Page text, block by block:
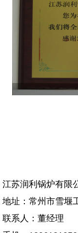
江苏润利锅炉有限
地址：常州市雪堰
联系人：董经理